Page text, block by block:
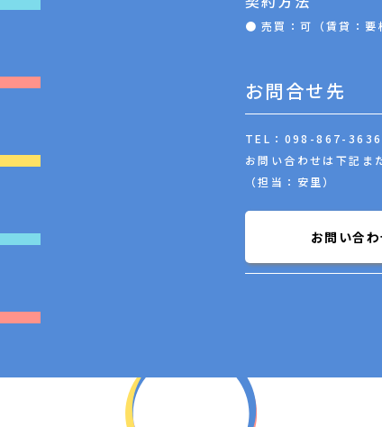
売買：可（賃貸：要
お問合せ先
TEL：098-867-3636
お問い合わせは下記ま
（担当：安里）
お問い合